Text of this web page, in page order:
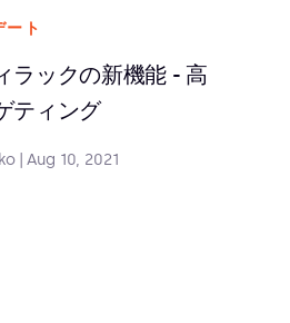
ート
ラックの新機能 - 高
ティング
Aug 10, 2021